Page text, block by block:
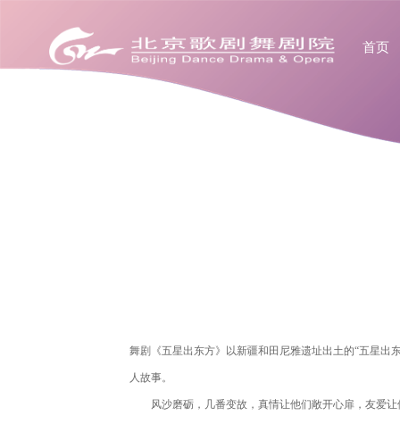
首页
舞剧《五星出东方》以新疆和田尼雅遗址出土的“五星出
人故事。
风沙磨砺，几番变故，真情让他们敞开心扉，友爱让